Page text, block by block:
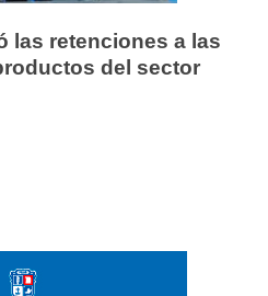
las retenciones a las
del sector